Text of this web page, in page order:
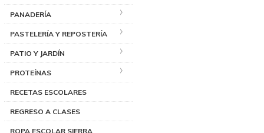
PANADERÍA
PASTELERÍA Y REPOSTERÍA
PATIO Y JARDÍN
PROTEÍNAS
RECETAS ESCOLARES
REGRESO A CLASES
ROPA ESCOLAR SIERRA